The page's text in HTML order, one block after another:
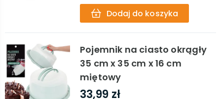
Dodaj do koszyka
Pojemnik na ciasto okrągły
35 cm x 35 cm x 16 cm
miętowy
33,99 zł